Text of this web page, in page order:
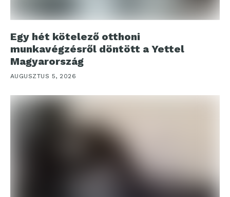
Egy hét kötelező otthoni
munkavégzésről döntött a Yettel
Magyarország
AUGUSZTUS 5, 2026